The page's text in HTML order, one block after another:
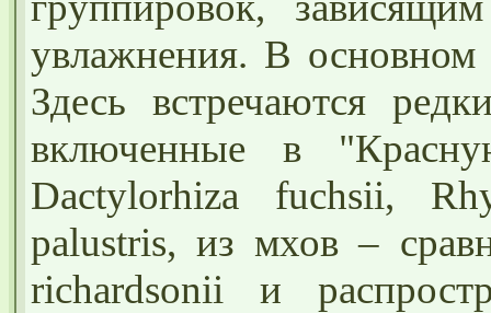
увлажнения. В основном
Здесь встречаются
включенные в
Dactylorhiza fuchsii,
palustris, из мхов –
richardsonii и